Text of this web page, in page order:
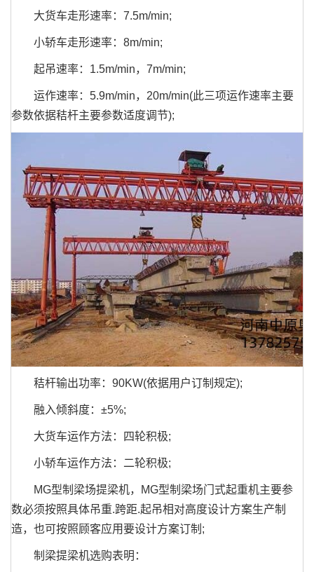
大货车走形速率：7.5m/min;
小轿车走形速率：8m/min;
起吊速率：1.5m/min，7m/min;
运作速率：5.9m/min，20m/min(此三项运作速率主要
参数依据秸杆主要参数适度调节);
秸杆输出功率：90KW(依据用户订制规定);
融入倾斜度：±5%;
大货车运作方法：四轮积极;
小轿车运作方法：二轮积极;
MG型制梁场提梁机，MG型制梁场门式起重机主要参
数必须按照具体吊重.跨距.起吊相对高度设计方案生产制
造，也可按照顾客应用要设计方案订制;
制梁提梁机选购表明：